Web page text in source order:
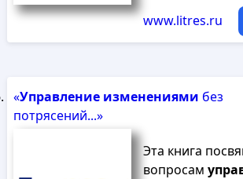
www.litres.ru
«Управление изменениями без
потрясений...»
Эта книга
вопросам